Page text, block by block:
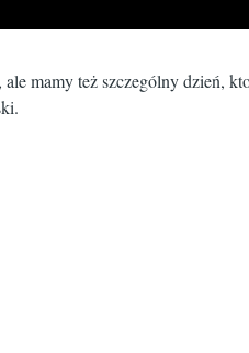
mamy też szczególny dzień,